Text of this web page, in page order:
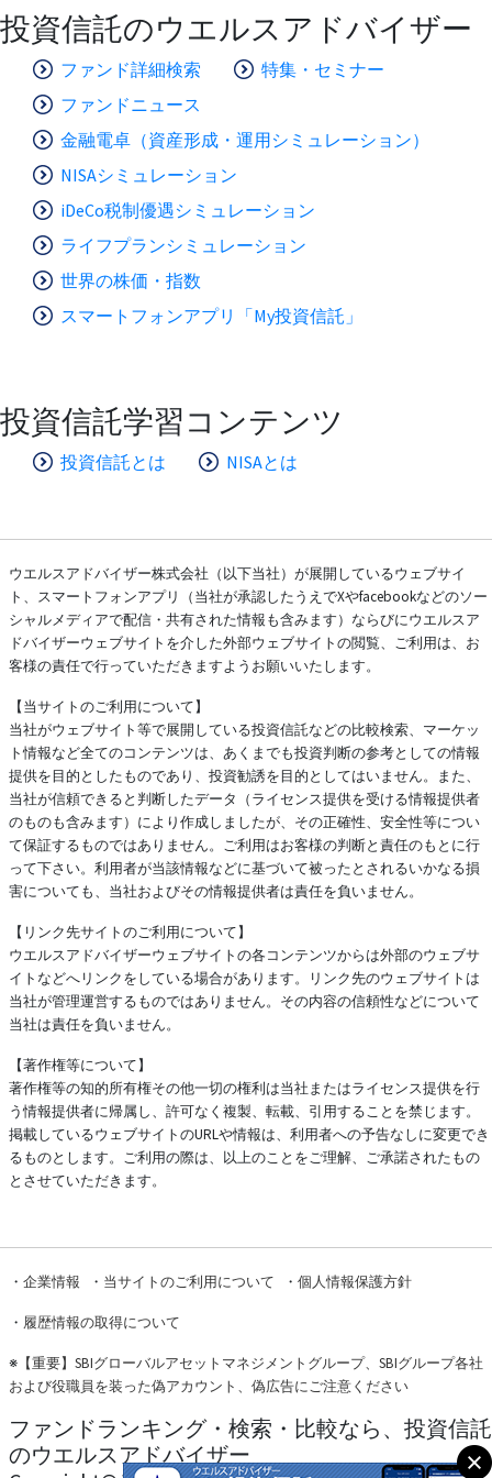
投資信託のウエルスアドバイザー
ファンド詳細検索
特集・セミナー
ファンドニュース
金融電卓（資産形成・運用シミュレーション）
NISAシミュレーション
iDeCo税制優遇シミュレーション
ライフプランシミュレーション
世界の株価・指数
スマートフォンアプリ「My投資信託」
投資信託学習コンテンツ
投資信託とは NISAとは
ウエルスアドバイザー株式会社（以下当社）が展開しているウェブサイ
ト、スマートフォンアプリ（当社が承認したうえでXやfacebookなどのソー
シャルメディアで配信・共有された情報も含みます）ならびにウエルスア
ドバイザーウェブサイトを介した外部ウェブサイトの閲覧、ご利用は、お
客様の責任で行っていただきますようお願いいたします。
【当サイトのご利用について】
当社がウェブサイト等で展開している投資信託などの比較検索、マーケッ
ト情報など全てのコンテンツは、あくまでも投資判断の参考としての情報
提供を目的としたものであり、投資勧誘を目的としてはいません。また、
当社が信頼できると判断したデータ（ライセンス提供を受ける情報提供者
のものも含みます）により作成しましたが、その正確性、安全性等につい
て保証するものではありません。ご利用はお客様の判断と責任のもとに行
って下さい。利用者が当該情報などに基づいて被ったとされるいかなる損
害についても、当社およびその情報提供者は責任を負いません。
【リンク先サイトのご利用について】
ウエルスアドバイザーウェブサイトの各コンテンツからは外部のウェブサ
イトなどへリンクをしている場合があります。リンク先のウェブサイトは
当社が管理運営するものではありません。その内容の信頼性などについて
当社は責任を負いません。
【著作権等について】
著作権等の知的所有権その他一切の権利は当社またはライセンス提供を行
う情報提供者に帰属し、許可なく複製、転載、引用することを禁じます。
掲載しているウェブサイトのURLや情報は、利用者への予告なしに変更でき
るものとします。ご利用の際は、以上のことをご理解、ご承諾されたもの
とさせていただきます。
・ 企業情報 ・ 当サイトのご利用について ・ 個人情報保護方針
・ 履歴情報の取得について
※ 【重要】SBIグローバルアセットマネジメントグループ、SBIグループ各社
および役職員を装った偽アカウント、偽広告にご注意ください
ファンドランキング・検索・比較なら、投資信託
のウエルスアドバイザー